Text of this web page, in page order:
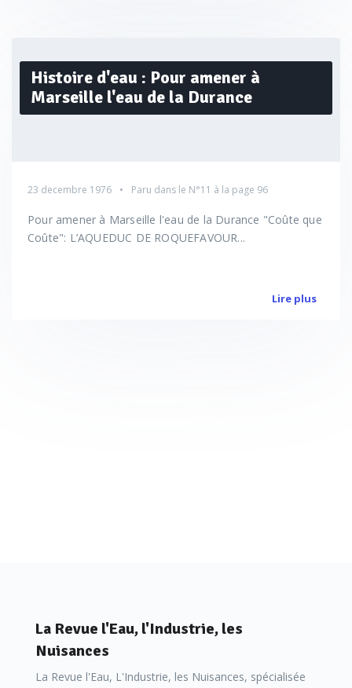
Histoire d'eau : Pour amener à
Marseille l'eau de la Durance
23 decembre 1976 Paru dans le N°11 à la page 96
Pour amener à Marseille l'eau de la Durance "Coûte que
Coûte": L’AQUEDUC DE ROQUEFAVOUR...
Lire plus
La Revue l'Eau, l'Industrie, les
Nuisances
La Revue l'Eau, L'Industrie, les Nuisances, spécialisée